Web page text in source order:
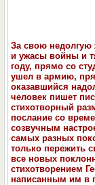
За свою недолгую
и ужасы войны и
году, прямо со
ушел в армию,
оказавшийся
человек пишет
стихотворный
послание со
созвучным
самых разных
только пережить
все новых
стихотворением
написанным им в